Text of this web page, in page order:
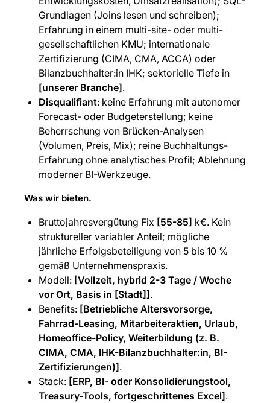
Grundlagen (Joins lesen und schreiben);
Erfahrung in einem multi-site- oder multi-
gesellschaftlichen KMU; internationale
Zertifizierung (CIMA, CMA, ACCA) oder
Bilanzbuchhalter:in IHK; sektorielle Tiefe in
[unserer Branche].
Disqualifiant: keine Erfahrung mit autonomer
Forecast- oder Budgeterstellung; keine
Beherrschung von Brücken-Analysen
(Volumen, Preis, Mix); reine Buchhaltungs-
Erfahrung ohne analytisches Profil; Ablehnung
moderner BI-Werkzeuge.
Was wir bieten.
Bruttojahresvergütung Fix [55-85] k€. Kein
struktureller variabler Anteil; mögliche
jährliche Erfolgsbeteiligung von 5 bis 10 %
gemäß Unternehmenspraxis.
Modell: [Vollzeit, hybrid 2-3 Tage / Woche
vor Ort, Basis in [Stadt]] .
Benefits: [Betriebliche Altersvorsorge,
Fahrrad-Leasing, Mitarbeiteraktien, Urlaub,
Homeoffice-Policy, Weiterbildung (z. B.
CIMA, CMA, IHK-Bilanzbuchhalter:in, BI-
Zertifizierungen)].
Stack: [ERP, BI- oder Konsolidierungstool,
Treasury-Tools, fortgeschrittenes Excel].